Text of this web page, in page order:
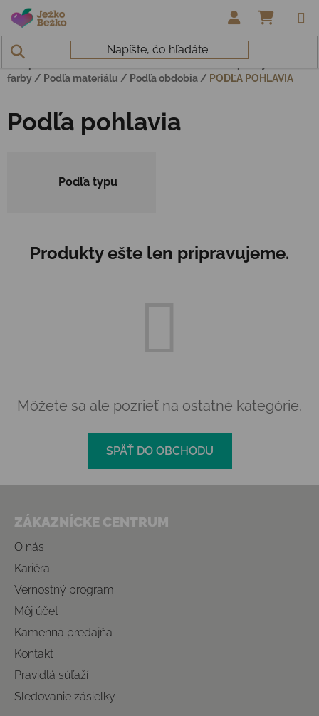
Prejsť na obsah
Domov Barefoot/alternatíva/
farby / Podľa materiálu / Podľa obdobia / PODĽA POHLAVIA
Podľa pohlavia
Podľa typu
Produkty ešte len pripravujeme.
Môžete sa ale pozrieť na ostatné kategórie.
SPÄŤ DO OBCHODU
ZÁKAZNÍCKE CENTRUM
O nás
Kariéra
Vernostný program
Môj účet
Kamenná predajňa
Kontakt
Pravidlá súťaží
Sledovanie zásielky